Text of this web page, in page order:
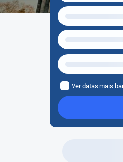
Ver datas mais